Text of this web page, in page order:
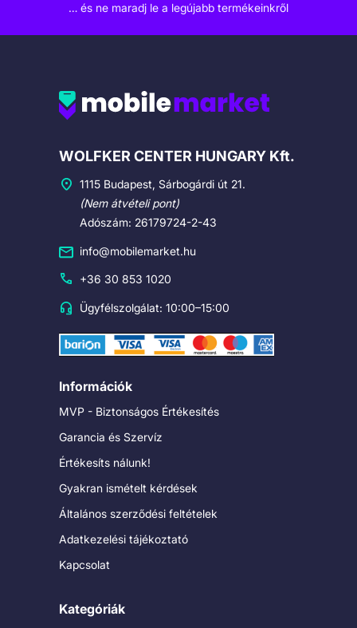
… és ne maradj le a legújabb termékeinkről
Cégadatok
WOLFKER CENTER HUNGARY Kft.
1115 Budapest, Sárbogárdi út 21.
(Nem átvételi pont)
Adószám: 26179724-2-43
info@mobilemarket.hu
+36 30 853 1020
Ügyfélszolgálat: 10:00–15:00
Információk
MVP - Biztonságos Értékesítés
Garancia és Szervíz
Értékesíts nálunk!
Gyakran ismételt kérdések
Általános szerződési feltételek
Adatkezelési tájékoztató
Kapcsolat
Kategóriák